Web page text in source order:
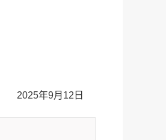
2025年9月12日